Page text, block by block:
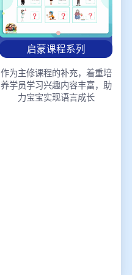
启蒙课程系列
作为主修课程的补充，着重培
养学员学习兴趣内容丰富，助
力宝宝实现语言成长